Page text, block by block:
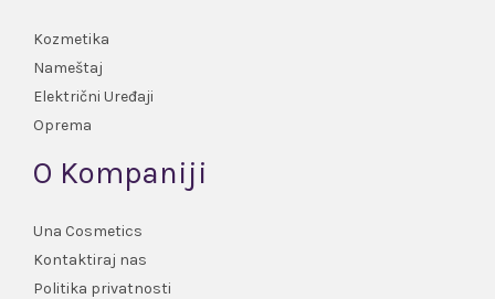
Kozmetika
Nameštaj
Električni Uređaji
Oprema
O Kompaniji
Una Cosmetics
Kontaktiraj nas
Politika privatnosti